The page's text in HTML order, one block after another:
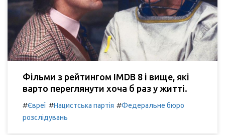
Фільми з рейтингом IMDB 8 і вище, які
варто переглянути хоча б раз у житті.
#Євреї #Нацистська партія #Федеральне бюро
розслідувань